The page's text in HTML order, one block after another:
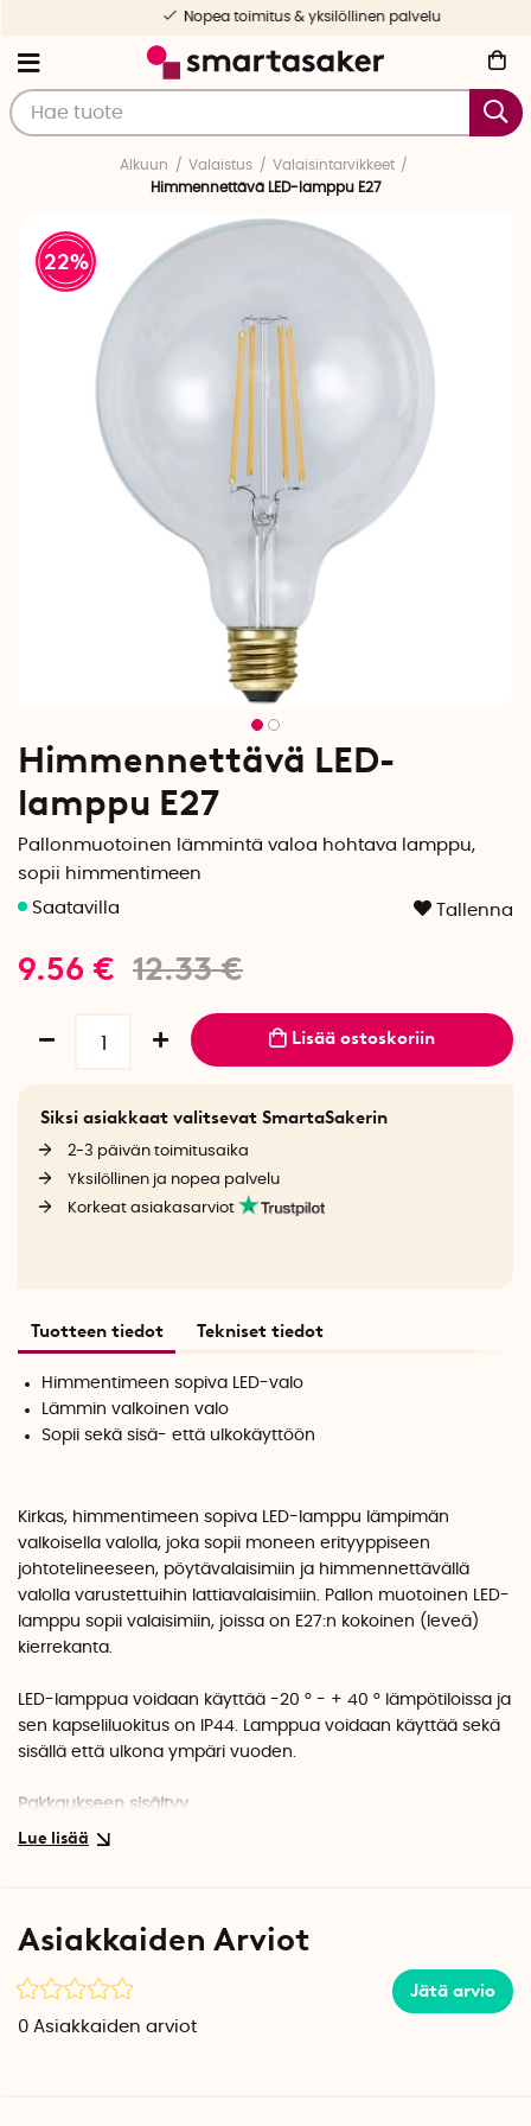
Nopea toimitus & yksilöllinen palvelu
Alkuun Valaistus
Valaisintarvikkeet
Himmennettävä LED-lamppu E27
22
Himmennettävä LED-
lamppu E27
Pallonmuotoinen lämmintä valoa hohtava lamppu,
sopii himmentimeen
Tallenna
12.33€
9.56 €
Lisää ostoskoriin
Siksi asiakkaat valitsevat SmartaSakerin
2-3 päivän toimitusaika
Yksilöllinen ja nopea palvelu
Korkeat asiakasarviot
Tuotteen tiedot Tekniset tiedot
Himmentimeen sopiva LED-valo
Lämmin valkoinen valo
Sopii sekä sisä- että ulkokäyttöön
Kirkas, himmentimeen sopiva LED-lamppu lämpimän
valkoisella valolla, joka sopii moneen erityyppiseen
johtotelineeseen, pöytävalaisimiin ja himmennettävällä
valolla varustettuihin lattiavalaisimiin. Pallon muotoinen LED-
lamppu sopii valaisimiin, joissa on E27:n kokoinen (leveä)
kierrekanta.
LED-lamppua voidaan käyttää -20 ° - + 40 ° lämpötiloissa ja
sen kapseliluokitus on IP44. Lamppua voidaan käyttää sekä
sisällä että ulkona ympäri vuoden.
Pakkaukseen sisältyy
Himmennettävä LED-valo E27
Korkeus: 18,2 cm
Energialuokka: A++
Asiakkaiden Arviot
Jätä arvio
0 Asiakkaiden arviot